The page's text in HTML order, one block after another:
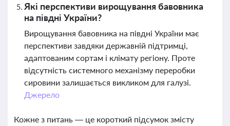
Які перспективи вирощування бавовника
на півдні України?
Вирощування бавовника на півдні України має
перспективи завдяки державній підтримці,
адаптованим сортам і клімату регіону. Проте
відсутність системного механізму переробки
сировини залишається викликом для галузі.
Джерело
Кожне з питань — це короткий підсумок змісту